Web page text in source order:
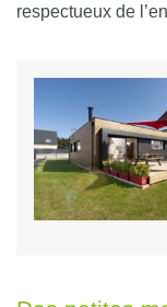
respectueux de